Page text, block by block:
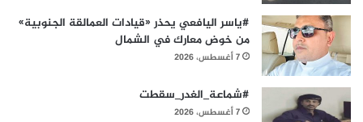
#ياسر اليافعي يحذر «قيادات العمالقة الجنوبية»
من خوض معارك في الشمال
7 أغسطس، 2026
#شماعة_الغدر_سقطت
7 أغسطس، 2026